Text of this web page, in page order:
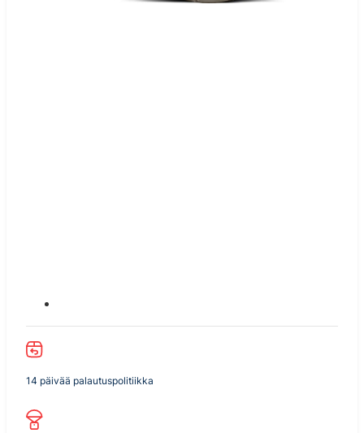
14 päivää palautuspolitiikka